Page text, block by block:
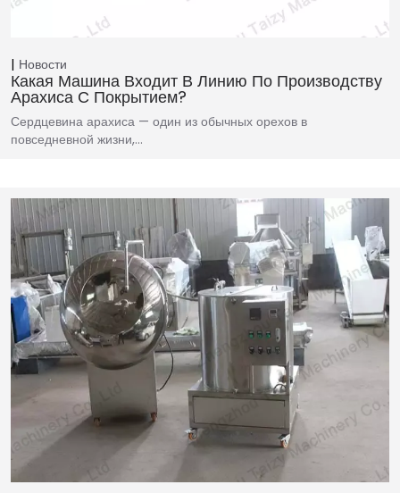
Новости
Какая Машина Входит В Линию По Производству
Арахиса С Покрытием?
Сердцевина арахиса — один из обычных орехов в
повседневной жизни,…